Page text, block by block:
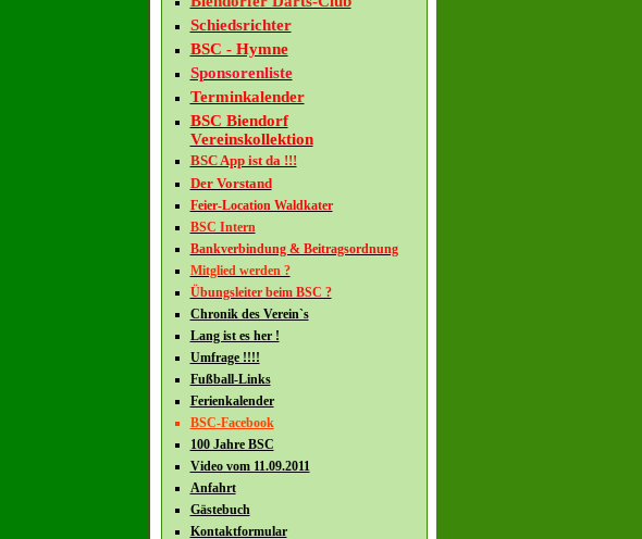
Schiedsrichter
BSC - Hymne
Sponsorenliste
Terminkalender
BSC Biendorf
Vereinskollektion
BSC App ist da !!!
Der Vorstand
Feier-Location Waldkater
BSC Intern
Bankverbindung & Beitragsordnung
Mitglied werden ?
Übungsleiter beim BSC ?
Chronik des Verein`s
Lang ist es her !
Umfrage !!!!
Fußball-Links
Ferienkalender
BSC-Facebook
100 Jahre BSC
Video vom 11.09.2011
Anfahrt
Gästebuch
Kontaktformular